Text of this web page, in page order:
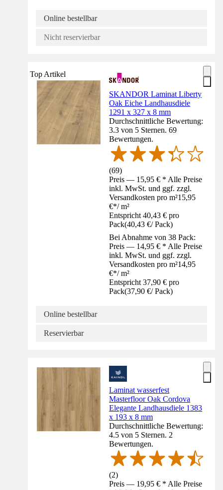
Online bestellbar
Nicht reservierbar
Top Artikel
SKANDOR Laminat Liberty
Oak Eiche Landhausdiele
1291 x 327 x 8 mm
Durchschnittliche Bewertung:
3.3 von 5 Sternen. 69
Bewertungen.
(69)
Preis — 15,95 € * Alle Preise
inkl. MwSt. und ggf. zzgl.
Versandkosten pro m²15,95
€*/ m²
Entspricht 40,43 € pro
Pack(40,43 €/ Pack)
Bei Abnahme von 38 Pack:
Preis — 14,95 € * Alle Preise
inkl. MwSt. und ggf. zzgl.
Versandkosten pro m²14,95
€*/ m²
Entspricht 37,90 € pro
Pack(37,90 €/ Pack)
Online bestellbar
Reservierbar
Laminat wasserfest
Masterfloor Oak Cordova
Elegante Landhausdiele 1383
x 193 x 8 mm
Durchschnittliche Bewertung:
4.5 von 5 Sternen. 2
Bewertungen.
(2)
Preis — 19,95 € * Alle Preise